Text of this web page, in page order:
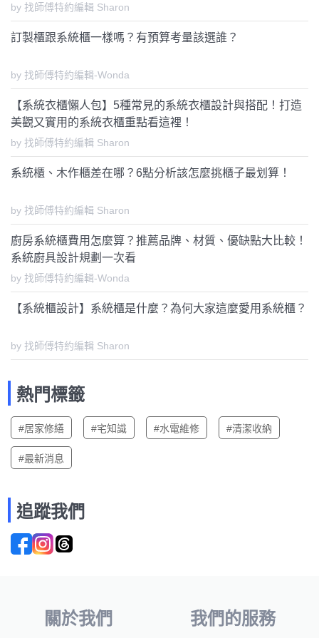
by 找師傅特約編輯 Sharon
訂製櫃跟系統櫃一樣嗎？有預算考量該選誰？
by 找師傅特約編輯-Wonda
【系統衣櫃懶人包】5種常見的系統衣櫃設計與搭配！打造
美觀又實用的系統衣櫃重點看這裡！
by 找師傅特約編輯 Sharon
系統櫃、木作櫃差在哪？6點分析該怎麼挑櫃子最划算！
by 找師傅特約編輯 Sharon
廚房系統櫃費用怎麼算？推薦品牌、材質、優缺點大比較！
系統廚具設計規劃一次看
by 找師傅特約編輯-Wonda
【系統櫃設計】系統櫃是什麼？為何大家這麼愛用系統櫃？
by 找師傅特約編輯 Sharon
熱門標籤
#居家修繕 #宅知識 #水電維修 #清潔收納
#最新消息
追蹤我們
關於我們 我們的服務